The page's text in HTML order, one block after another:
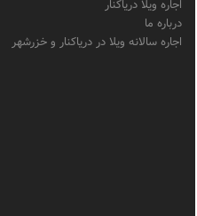
اجاره ویلا دریاکنار
درباره ما
اجاره سالانه ویلا در دریاکنار و خزرشهر